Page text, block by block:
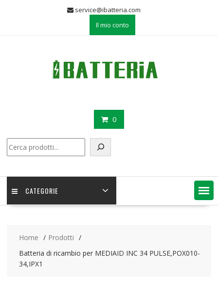
service@ibatteria.com
Il mio conto
0
CATEGORIE
Home
Prodotti
Batteria di ricambio per MEDIAID INC 34 PULSE,POX010-
34,IPX1